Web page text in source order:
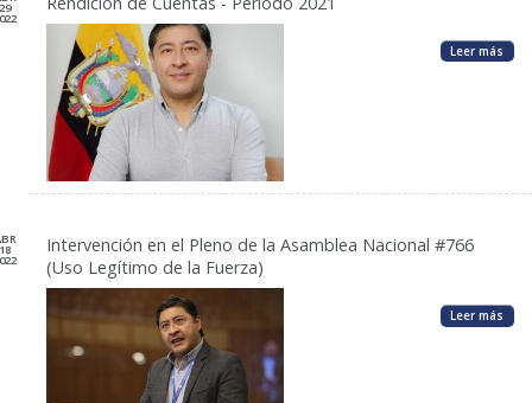
29
Leer más
18
Intervención en el Pleno de la Asamblea Nacional #766
(Uso Legítimo de la Fuerza)
Leer más